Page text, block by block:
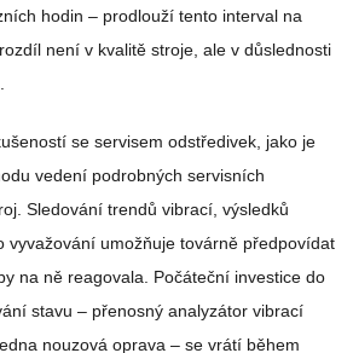
hodin – prodlouží tento interval na
rozdíl není v kvalitě stroje, ale v důslednosti
se servisem odstředivek, jako je
vedení podrobných servisních
Sledování trendů vibrací, výsledků
vyvažování umožňuje továrně předpovídat
na ně reagovala. Počáteční investice do
stavu – přenosný analyzátor vibrací
nouzová oprava – se vrátí během